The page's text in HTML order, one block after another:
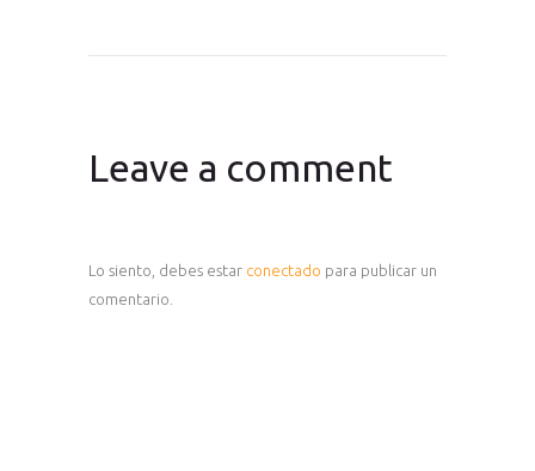
Leave a comment
Lo siento, debes estar conectado para publicar un
comentario.